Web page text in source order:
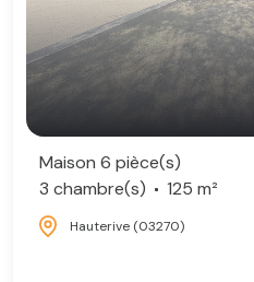
Maison 6 pièce(s)
3 chambre(s)
125 m²
Hauterive (03270)